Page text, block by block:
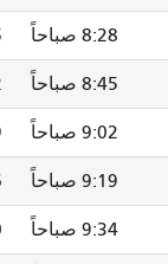
8:48 صباحاً
9:06 صباحاً
9:23 صباحاً
9:40 صباحاً
9:54 صباحاً